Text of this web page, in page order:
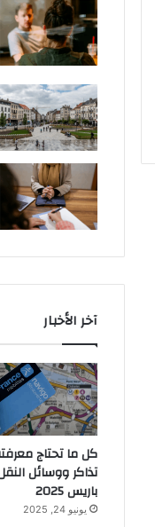
آخر الأخبار
كل ما تحتاج
تذاكر ووسائل
باريس 2025
يونيو 24, 2025